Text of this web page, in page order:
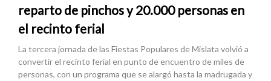
reparto de pinchos y 20.000 personas en
el recinto ferial
La tercera jornada de las Fiestas Populares de Mislata volvió a
convertir el recinto ferial en punto de encuentro de miles de
personas, con un programa que se alargó hasta la madrugada y